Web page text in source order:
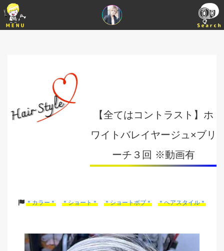
【全てはコントラスト】ホ
ワイトバレイヤージュ×ブリ
ーチ３回 ※動画有
＊カラー＊ ＊ショート＊ ＊ショートボブ＊ ＊ヘアスタイル＊